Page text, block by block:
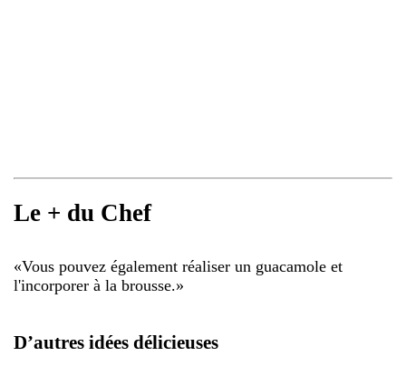
Le + du Chef
«Vous pouvez également réaliser un guacamole et
l'incorporer à la brousse.»
D’autres idées délicieuses